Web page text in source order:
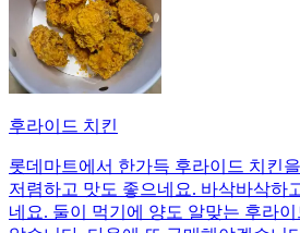
후라이드 치킨
롯데마트에서 한가득 후라이드 치킨
저렴하고 맛도 좋으네요. 바삭바삭하
네요. 둘이 먹기에 양도 알맞는 후라